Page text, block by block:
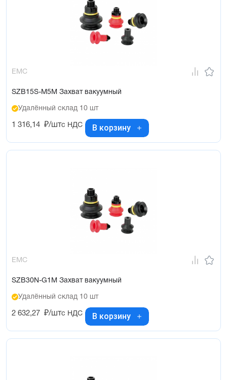
EMC
SZB15S-M5M Захват вакуумный
Удалённый склад 10 шт
1 316,14 ₽/штс НДС В корзину
EMC
SZB30N-G1M Захват вакуумный
Удалённый склад 10 шт
2 632,27 ₽/штс НДС В корзину